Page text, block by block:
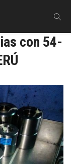
con 54-